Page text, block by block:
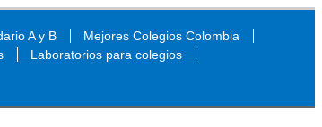
A y B
Mejores Colegios Colombia
Laboratorios para colegios